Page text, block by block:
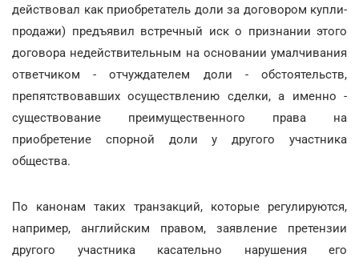
действовал как приобретатель доли за договором купли-
продажи) предъявил встречный иск о признании этого
договора недействительным на основании умалчивания
ответчиком - отчуждателем доли - обстоятельств,
препятствовавших осуществлению сделки, а именно -
существование преимущественного права на
приобретение спорной доли у другого участника
общества.
По канонам таких транзакций, которые регулируются,
например, английским правом, заявление претензии
другого участника касательно нарушения его